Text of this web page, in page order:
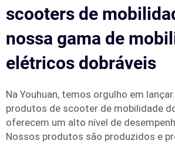
scooters de
nossa gama de
elétricos dobráveis
Na Youhuan, temos orgulho em
produtos de scooter de mobilidade
oferecem um alto nível de
Nossos produtos são produzidos e